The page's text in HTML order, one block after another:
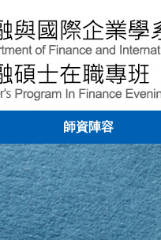
師資陣容